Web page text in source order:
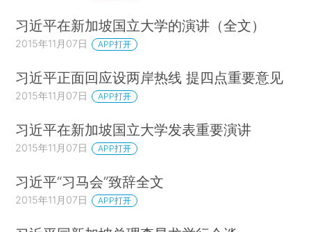
习近平在新加坡国立大学的演讲（全文）
2015年11月07日 APP打开
习近平正面回应设两岸热线 提四点重要意见
2015年11月07日 APP打开
习近平在新加坡国立大学发表重要演讲
2015年11月07日 APP打开
习近平“习马会”致辞全文
2015年11月07日 APP打开